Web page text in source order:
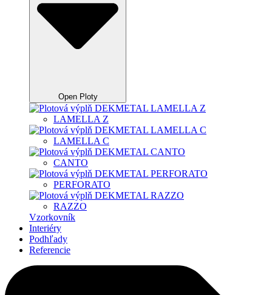
Open Ploty
LAMELLA Z
LAMELLA C
CANTO
PERFORATO
RAZZO
Vzorkovník
Interiéry
Podhľady
Referencie